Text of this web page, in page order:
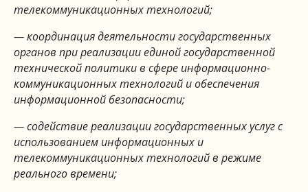
телекоммуникационных технологий;
— координация деятельности государственных
органов при реализации единой государственной
технической политики в сфере информационно-
коммуникационныхтехнологий и обеспечения
информационной безопасности;
— содействие реализации государственных услуг с
использованием информационных и
телекоммуникационных технологий в режиме
реального времени;